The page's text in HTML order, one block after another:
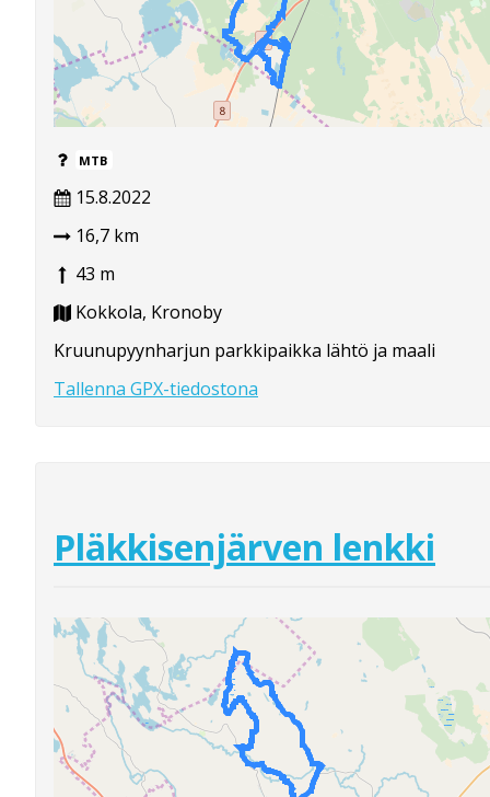
MTB
15.8.2022
16,7 km
43 m
Kokkola, Kronoby
Kruunupyynharjun parkkipaikka lähtö ja maali
Tallenna GPX-tiedostona
Pläkkisenjärven lenkki